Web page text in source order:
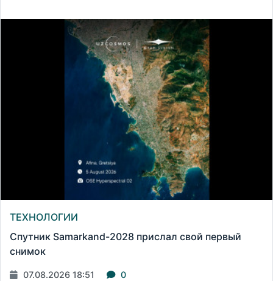
ТЕХНОЛОГИИ
Спутник Samarkand-2028 прислал свой первый
снимок
07.08.2026 18:51 0